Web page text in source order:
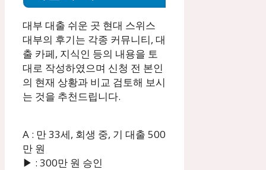
대부 대출 쉬운 곳 현대 스위스
대부의 후기는 각종 커뮤니티, 대
출 카페, 지식인 등의 내용을 토
대로 작성하였으며 신청 전 본인
의 현재 상황과 비교 검토해 보시
는 것을 추천드립니다.
A : 만 33세, 회생 중, 기 대출 500
만 원
▶ : 300만 원 승인